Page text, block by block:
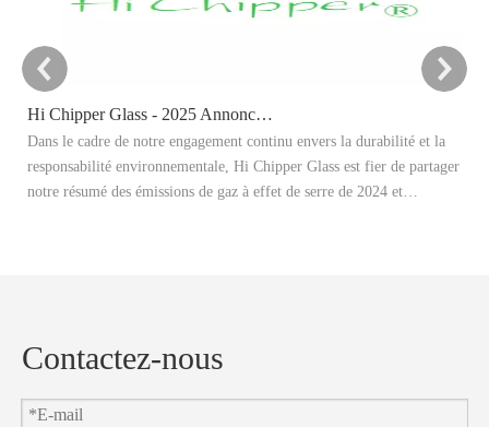
Hi Chipper Glass - 2025 Annonce cible de réduction du carbone
Dans le cadre de notre engagement continu envers la durabilité et la
responsabilité environnementale, Hi Chipper Glass est fier de partager
notre résumé des émissions de gaz à effet de serre de 2024 et
Contactez-nous